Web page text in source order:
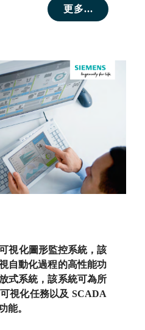
更多...
視化圖形監控系統，該
自動化過程的高性能功
式系統，該系統可為所
視化任務以及 SCADA
能。